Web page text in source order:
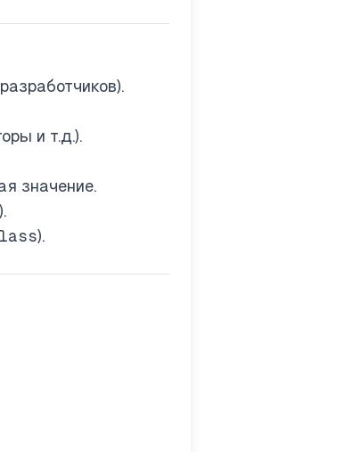
и т.д.).
значение.
).